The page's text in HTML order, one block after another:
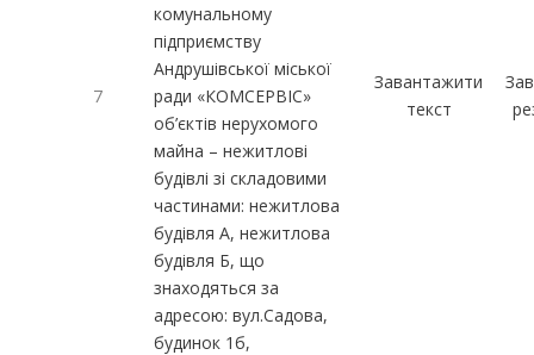
7
комунальному
підприємству
Андрушівської міської
ради «КОМСЕРВІС»
об’єктів нерухомого
майна – нежитлові
будівлі зі складовими
частинами: нежитлова
будівля А, нежитлова
будівля Б, що
знаходяться за
адресою: вул.Садова,
будинок 1б,
Завантажити
текст